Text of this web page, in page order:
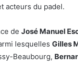
acteurs du padel.
de José Manuel
lesquelles Gilles
Beaubourg,